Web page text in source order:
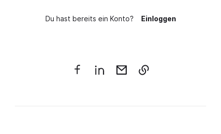
Du hast bereits ein Konto? Einloggen